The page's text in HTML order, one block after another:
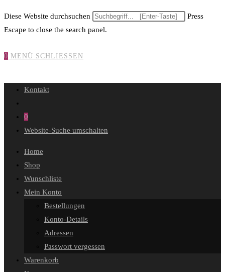
Diese Website durchsuchen
Press
Escape to close the search panel.
0 MENÜ SCHLIESSEN
Kontakt
0
Website-Suche umschalten
Home
Shop
Wunschliste
Mein Konto
Bestellungen
Konto-Details
Adressen
Passwort vergessen
Warenkorb